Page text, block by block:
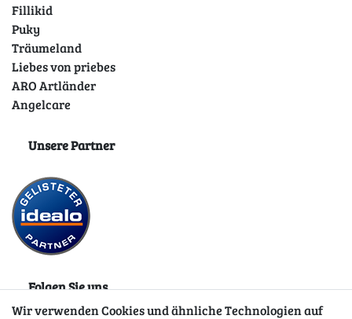
Fillikid
Puky
Träumeland
Liebes von priebes
ARO Artländer
Angelcare
Unsere Partner
Folgen Sie uns
Wir verwenden Cookies und ähnliche Technologien auf